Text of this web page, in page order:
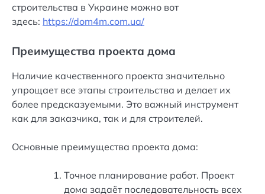
строительства в Украине можно вот
здесь: https://dom4m.com.ua/
Преимущества проекта дома
Наличие качественного проекта значительно
упрощает все этапы строительства и делает их
более предсказуемыми. Это важный инструмент
как для заказчика, так и для строителей.
Основные преимущества проекта дома:
Точное планирование работ. Проект
дома задаёт последовательность всех